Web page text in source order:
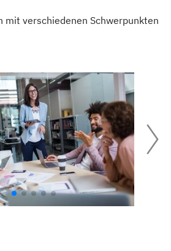
mit verschiedenen Schwerpunkten